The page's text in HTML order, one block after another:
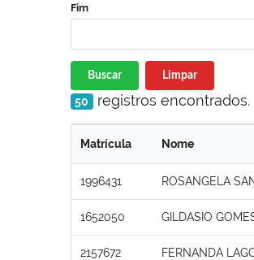
Fim
Buscar Limpar
50 registros encontrados.
Matrícula Nome
1996431 ROSANGELA
1652050 GILDASIO
2157672 FERNANDA